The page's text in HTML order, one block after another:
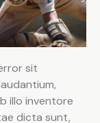
sit
illo inventore
dicta sunt,